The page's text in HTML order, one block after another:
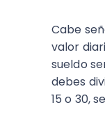
Cabe
valor
sueldo
debes
15 o 30,